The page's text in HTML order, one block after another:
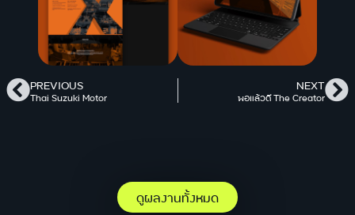
PREVIOUS
Thai Suzuki Motor
NEXT
พอแล้วดี The Creator
ดูผลงานทั้งหมด